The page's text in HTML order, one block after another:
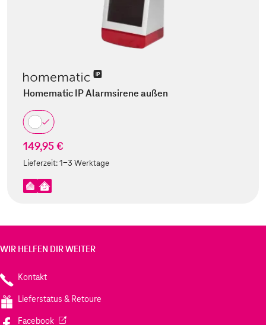
Homematic IP Alarmsirene außen
149,95 €
Lieferzeit:1-3 Werktage
WIR HELFEN DIR WEITER
Kontakt
Lieferstatus & Retoure
Facebook(Wird in einem neuen Tab geöffnet)